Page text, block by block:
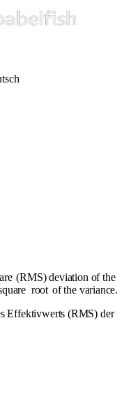
(RMS) deviation of the
root of the variance.
Effektivwerts (RMS) der